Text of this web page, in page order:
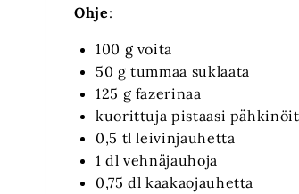
Ohje:
100 g voita
50 g tummaa suklaata
125 g fazerinaa
kuorittuja pistaasi
0,5 tl leivinjauhetta
1 dl vehnäjauhoja
0,75 dl kaakaojauhetta